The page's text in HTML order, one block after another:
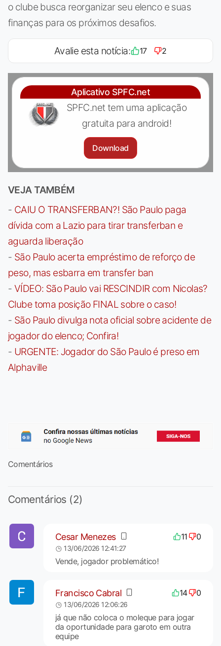
o clube busca reorganizar seu elenco e suas
finanças para os próximos desafios.
Avalie esta notícia: 17 2
Aplicativo SPFC.net
SPFC.net tem uma aplicação
gratuita para android!
Download
VEJA TAMBÉM
- CAIU O TRANSFERBAN?! São Paulo paga
dívida com a Lazio para tirar transferban e
aguarda liberação
- São Paulo acerta empréstimo de reforço de
peso, mas esbarra em transfer ban
- VÍDEO: São Paulo vai RESCINDIR com Nicolas?
Clube toma posição FINAL sobre o caso!
- São Paulo divulga nota oficial sobre acidente de
jogador do elenco; Confira!
- URGENTE: Jogador do São Paulo é preso em
Alphaville
Comentários
Comentários (2)
Cesar Menezes 11 0
13/06/2026 12:41:27
Vende, jogador problemático!
Francisco Cabral 14 0
13/06/2026 12:06:26
já que não coloca o moleque para jogar
da oportunidade para garoto em outra
equipe